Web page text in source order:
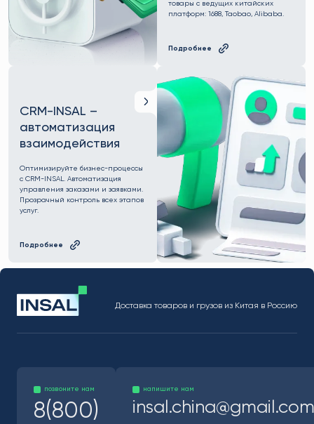
товары с ведущих китайских
платформ: 1688, Taobao, Alibaba.
Подробнее
CRM-INSAL –
автоматизация
взаимодействия
Оптимизируйте бизнес-процессы
с CRM-INSAL. Автоматизация
управления заказами и заявками.
Прозрачный контроль всех этапов
услуг.
Подробнее
Доставка товаров и грузов из Китая в Россию
позвоните нам
8(800)
напишите нам
insal.china@gmail.com